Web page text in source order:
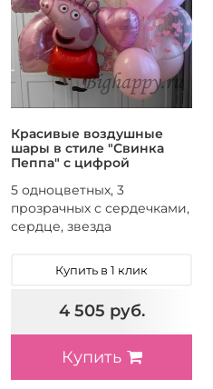
Красивые воздушные
шары в стиле "Свинка
Пеппа" с цифрой
5 одноцветных, 3
прозрачных с сердечками,
сердце, звезда
Купить в 1 клик
4 505 руб.
Купить